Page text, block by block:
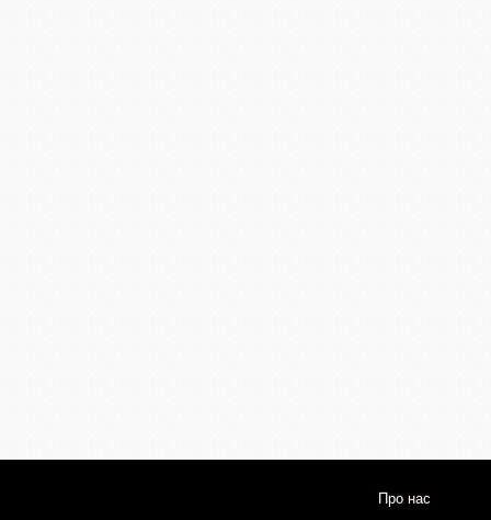
Про нас